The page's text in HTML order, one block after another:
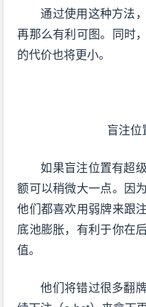
通过使用这种方法
再那么有利可图。同时
的代价也将更小。
盲注位
如果盲注位置有超
额可以稍微大一点。因
他们都喜欢用弱牌来跟
底池膨胀，有利于你在
值。
他们将错过很多翻